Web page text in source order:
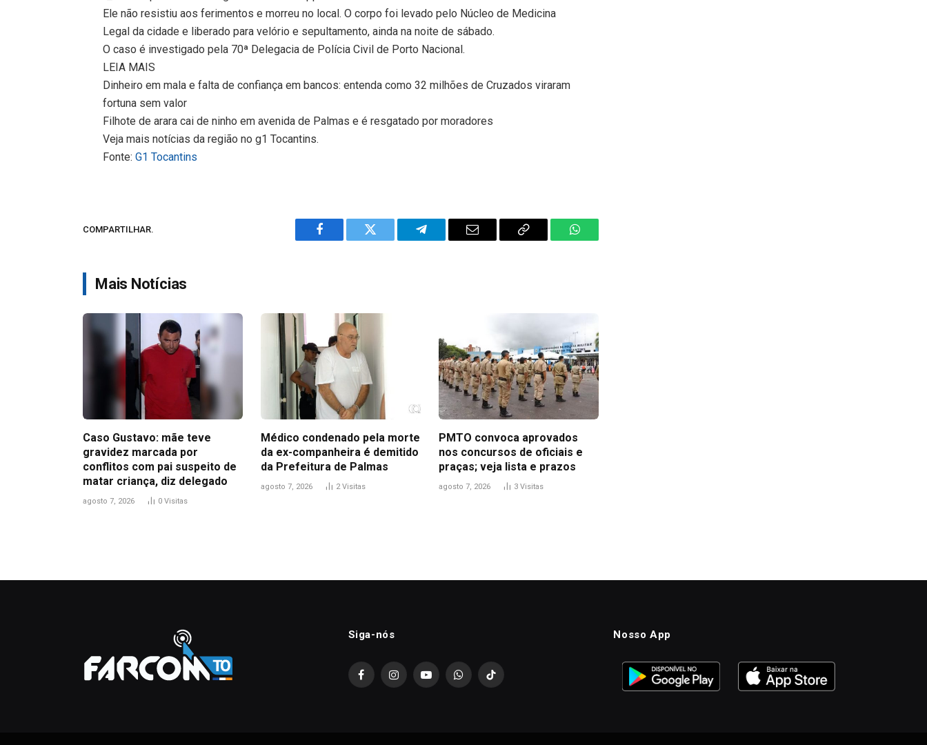
Ele não resistiu aos ferimentos e morreu no local. O corpo foi levado pelo Núcleo de Medicina
Legal da cidade e liberado para velório e sepultamento, ainda na noite de sábado.
O caso é investigado pela 70ª Delegacia de Polícia Civil de Porto Nacional.
LEIA MAIS
Dinheiro em mala e falta de confiança em bancos: entenda como 32 milhões de Cruzados viraram
fortuna sem valor
Filhote de arara cai de ninho em avenida de Palmas e é resgatado por moradores
Veja mais notícias da região no g1 Tocantins.
Fonte:G1 Tocantins
COMPARTILHAR.
Facebook Twitter Telegram Email
Copy
WhatsApp
Mais Notícias
Caso Gustavo: mãe teve
gravidez marcada por
conflitos com pai suspeito de
matar criança, diz delegado
agosto 7, 2026 0 Visitas
Médico condenado pela morte
da ex-companheira é demitido
da Prefeitura de Palmas
agosto 7, 2026 2Visitas
PMTO convoca aprovados
nos concursos de oficiais e
praças; veja lista e prazos
agosto 7, 2026 3 Visitas
Siga-nós
FacebookInstagramYouTubeWhatsAppTikTok
Nosso App